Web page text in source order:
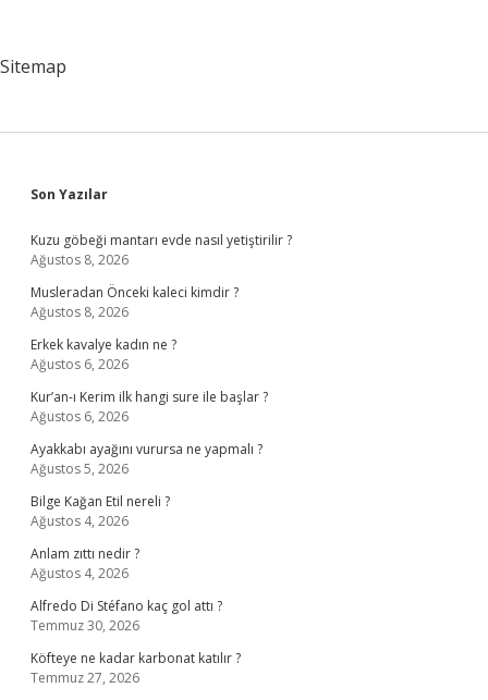
Sitemap
Sidebar
Son Yazılar
Kuzu göbeği mantarı evde nasıl yetiştirilir ?
Ağustos 8, 2026
Musleradan Önceki kaleci kimdir ?
Ağustos 8, 2026
Erkek kavalye kadın ne ?
Ağustos 6, 2026
Kur’an-ı Kerim ilk hangi sure ile başlar ?
Ağustos 6, 2026
Ayakkabı ayağını vurursa ne yapmalı ?
Ağustos 5, 2026
Bilge Kağan Etil nereli ?
Ağustos 4, 2026
Anlam zıttı nedir ?
Ağustos 4, 2026
Alfredo Di Stéfano kaç gol attı ?
Temmuz 30, 2026
Köfteye ne kadar karbonat katılır ?
Temmuz 27, 2026